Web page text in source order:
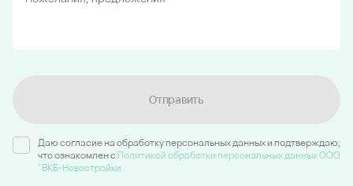
Отправить
Даю согласие на обработку персональных данных и подтверждаю,
что ознакомлен c Политикой обработки персональных данных ООО
"ВКБ-Новостройки